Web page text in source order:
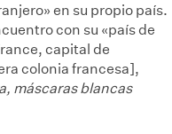
en su propio país.
con su «país de
capital de
colonia francesa],
máscaras blancas